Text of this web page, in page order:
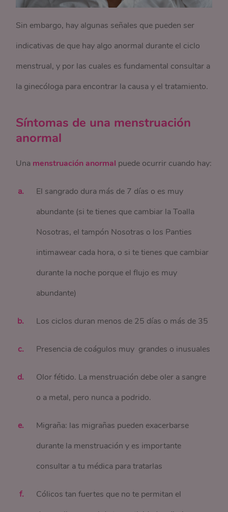
Sin embargo, hay algunas señales que pueden ser
indicativas de que hay algo anormal durante el ciclo
menstrual, y por las cuales es fundamental consultar a
la ginecóloga para encontrar la causa y el tratamiento.
Síntomas de una menstruación
anormal
Una menstruación anormal puede ocurrir cuando hay:
El sangrado dura más de 7 días o es muy
abundante (si te tienes que cambiar la Toalla
Nosotras, el tampón Nosotras o los Panties
intimawear cada hora, o si te tienes que cambiar
durante la noche porque el flujo es muy
abundante)
Los ciclos duran menos de 25 días o más de 35
Presencia de coágulos muy grandes o inusuales
Olor fétido. La menstruación debe oler a sangre
o a metal, pero nunca a podrido.
Migraña: las migrañas pueden exacerbarse
durante la menstruación y es importante
consultar a tu médica para tratarlas
Cólicos tan fuertes que no te permitan el